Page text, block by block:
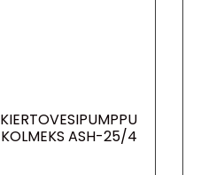
KIERTOVESIPUMPPU
KOLMEKS ASH-25/4